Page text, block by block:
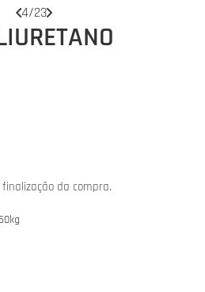
4/23
da compra.